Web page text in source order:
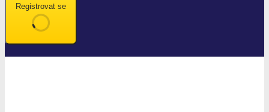
Registrovat se